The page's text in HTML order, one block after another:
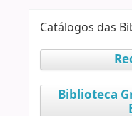
Catálogos das
Biblioteca